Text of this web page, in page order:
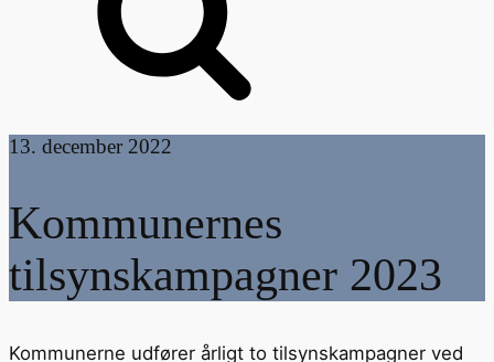
13. december 2022
Kommunernes
tilsynskampagner 2023
Kommunerne udfører årligt to tilsynskampagner ved